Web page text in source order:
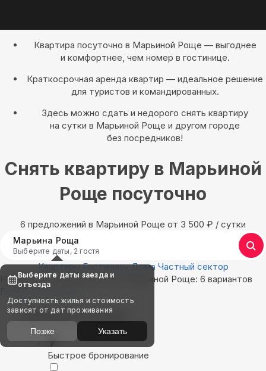
Квартира посуточно в Марьиной Роще — выгоднее
и комфортнее, чем номер в гостинице.
Краткосрочная аренда квартир — идеальное решение
для туристов и командированных.
Здесь можно сдать и недорого снять квартиру
на сутки в Марьиной Роще и другом городе
без посредников!
Снять квартиру в Марьиной
Роще посуточно
6 предложений в Марьиной Роще oт 3 500 ₽ / сутки
Марьина Роща
Выберите даты, 2 гостя
Квартиры Гостиницы Дома Частный сектор
Найдём, где остановиться в Марьиной Роще: 6 вариантов
Показать на карте
Выбирайте лучшее
Быстрое бронирование
Выберите даты заезда и
отъезда
Доступность жилья и стоимость
зависят от дат проживания
Позже Указать